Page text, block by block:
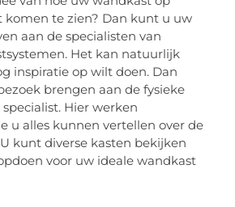
te zien? Dan kunt u uw
aan de specialisten van
Het kan natuurlijk
inspiratie op wilt doen. Dan
brengen aan de fysieke
Hier werken
u alles kunnen vertellen over de
kunt diverse kasten bekijken
voor uw ideale wandkast